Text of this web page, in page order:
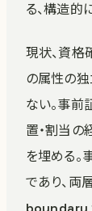
る、構造的
現状、資格
の属性の
ない。事
置・割当の
を埋める
であり、